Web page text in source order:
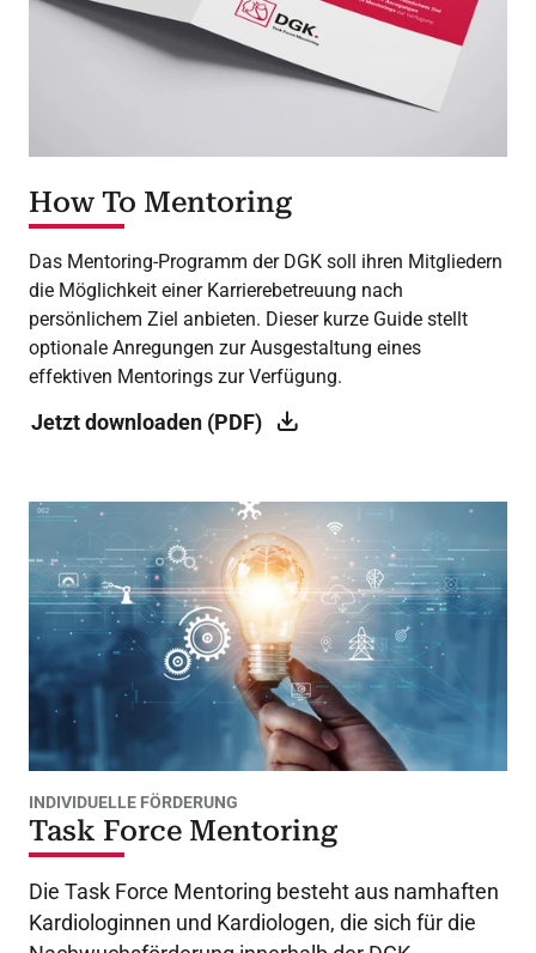
How To Mentoring
Das Mentoring-Programm der DGK soll ihren Mitgliedern
die Möglichkeit einer Karrierebetreuung nach
persönlichem Ziel anbieten. Dieser kurze Guide stellt
optionale Anregungen zur Ausgestaltung eines
effektiven Mentorings zur Verfügung.
Jetzt downloaden (PDF)
INDIVIDUELLE FÖRDERUNG
Task Force Mentoring
Die Task Force Mentoring besteht aus namhaften
Kardiologinnen und Kardiologen, die sich für die